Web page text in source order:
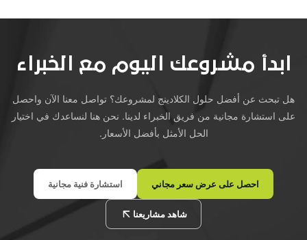
ابدأ مشروعك اليوم مع الخبراء
هل تبحث عن أفضل حلول الكلادينج لمشروعك؟ تواصل معنا الآن واحصل
على استشارة مجانية من فريق الخبراء لدينا. نحن هنا لنساعدك في اختيار
الحل الأمثل بأفضل الأسعار.
احصل على عرض سعر مجاني استشارة فنية مجانية
شاهد مشاريعنا